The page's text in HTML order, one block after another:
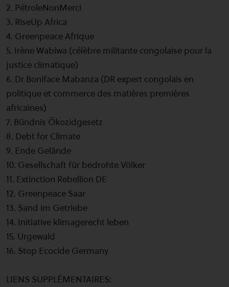
2. PétroleNonMerci
3. RiseUp Africa
4. Greenpeace Afrique
5. Irène Wabiwa (célèbre militante congolaise pour la
justice climatique)
6. Dr Boniface Mabanza (DR expert congolais en
politique et commerce des matières premières
africaines)
7. Bündnis Ökozidgesetz
8. Debt for Climate
9. Ende Gelände
10. Gesellschaft für bedrohte Völker
11. Extinction Rebellion DE
12. Greenpeace Saar
13. Sand im Getriebe
14. Initiative klimagerecht leben
15. Urgewald
16. Stop Ecocide Germany
LIENS SUPPLÉMENTAIRES: